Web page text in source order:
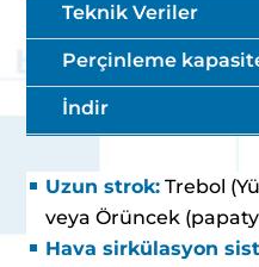
Teknik Veriler
Perçinleme
İndir
Uzun strok: Trebol
veya Örüncek
Hava sirkülasyon